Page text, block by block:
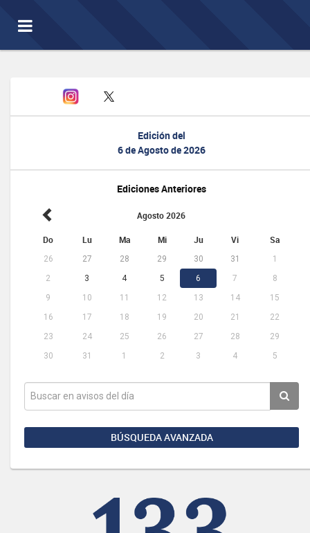
Toggle
navigation
Edición del
6 de Agosto de 2026
Ediciones Anteriores
Agosto 2026
Do Lu Ma Mi Ju Vi Sa
26 27 28 29 30 31
1
2
3 4 5 6 7
8
9
10 11 12 13 14
15
16
17 18 19 20 21
22
23
24 25 26 27 28
29
30
31 1 2 3 4 5
BÚSQUEDA AVANZADA